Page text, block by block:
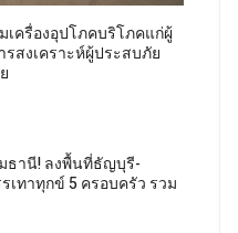
ครื่องอุปโภคบริโภคแก่ผู้
สงเคราะห์ผู้ประสบภัย
ธานี! ลงพื้นที่ธัญบุรี-
เทาทุกข์ 5 ครอบครัว รวม